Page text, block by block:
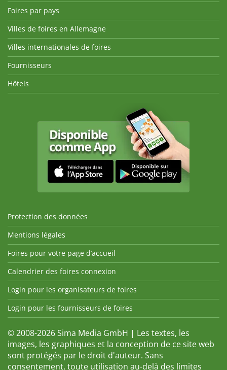
Foires par pays
Villes de foires en Allemagne
Villes internationales de foires
Fournisseurs
Hôtels
Protection des données
Mentions légales
Foires pour votre page d’accueil
Calendrier des foires connexion
Login pour les organisateurs de foires
Login pour les fournisseurs de foires
© 2008-2026 Sima Media GmbH | Les textes, les
images, les graphiques et la conception de ce site web
sont protégés par le droit d'auteur. Sans
consentement, toute utilisation au-delà des limites